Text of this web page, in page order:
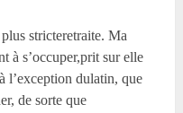
stricteretraite. Ma
à s’occuper,prit sur elle
l’exception dulatin, que
de sorte que